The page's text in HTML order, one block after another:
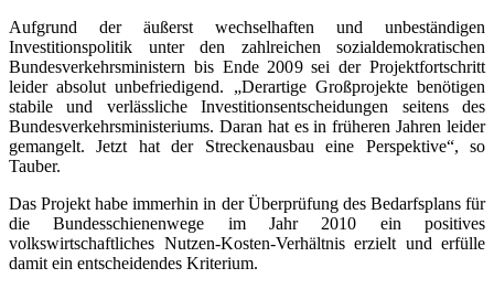
Aufgrund der äußerst wechselhaften und unbeständigen
Investitionspolitik unter den zahlreichen sozialdemokratischen
Bundesverkehrsministern bis Ende 2009 sei der Projektfortschritt
leider absolut unbefriedigend. „Derartige Großprojekte benötigen
stabile und verlässliche Investitionsentscheidungen seitens des
Bundesverkehrsministeriums. Daran hat es in früheren Jahren leider
gemangelt. Jetzt hat der Streckenausbau eine Perspektive“, so
Tauber.
Das Projekt habe immerhin in der Überprüfung des Bedarfsplans für
die Bundesschienenwege im Jahr 2010 ein positives
volkswirtschaftliches Nutzen-Kosten-Verhältnis erzielt und erfülle
damit ein entscheidendes Kriterium.